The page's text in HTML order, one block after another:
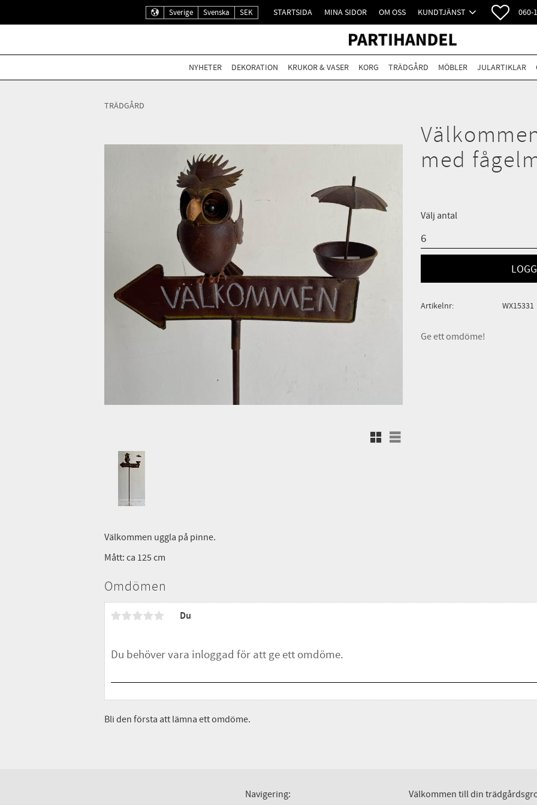
Sverige Svenska SEK STARTSIDA MINA SIDOR OM OSS KUNDTJÄNST 060-
NYHETER DEKORATION KRUKOR & VASER KORG TRÄDGÅRD MÖBLER JULARTIKLAR
TRÄDGÅRD
med
Rutnätsvy
Listvy
Välj antal
Artikelnr WX15331
Ge ett omdöme!
Välkommen uggla på pinne.
Mått: ca 125 cm
Omdömen
Du
Bli den första att lämna ett omdöme.
Navigering:
Välkommen till din